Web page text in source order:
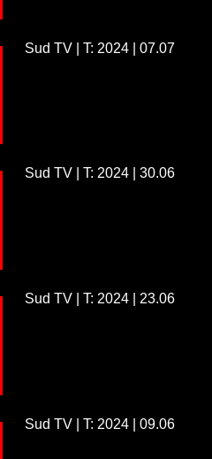
Sud TV | T: 2024 | 07.07
Sud TV | T: 2024 | 30.06
Sud TV | T: 2024 | 23.06
Sud TV | T: 2024 | 09.06